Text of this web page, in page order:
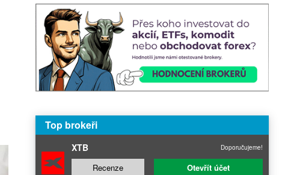
Top brokeři
XTB Doporučujeme!
Recenze Otevřít účet